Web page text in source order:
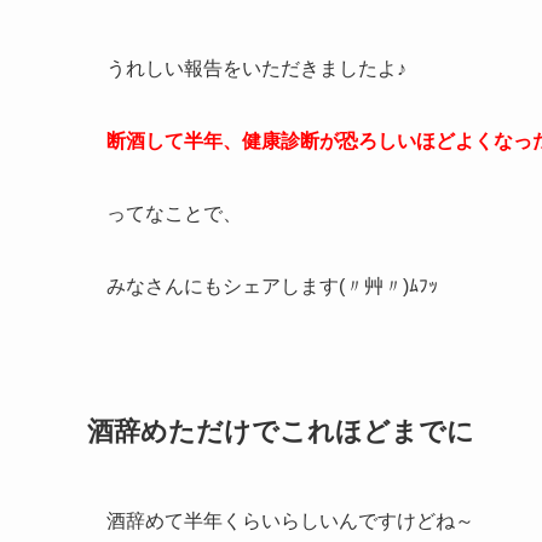
うれしい報告をいただきましたよ♪
断酒して半年、健康診断が恐ろしいほどよくなっ
ってなことで、
みなさんにもシェアします(〃艸〃)ﾑﾌｯ
酒辞めただけでこれほどまでに
酒辞めて半年くらいらしいんですけどね～